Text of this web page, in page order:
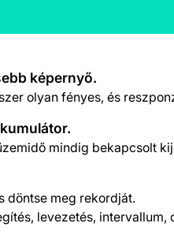
képernyő.
olyan fényes, és
mindig bekapcsolt
döntse meg rekordját.
levezetés,